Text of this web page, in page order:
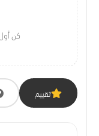
كن
تقييم